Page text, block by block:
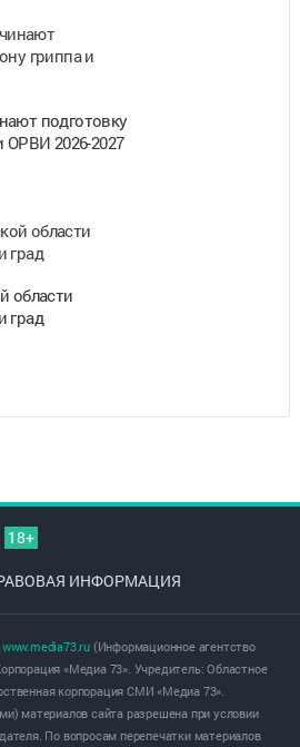
подготовку
ОРВИ 2026-2027
области
град
18+
ИНФОРМАЦИЯ
www.media73.ru(Информационное агентство
«Медиа 73». Учредитель: Областное
корпорация СМИ «Медиа 73».
материалов сайта разрешена при условии
По вопросам перепечатки материалов